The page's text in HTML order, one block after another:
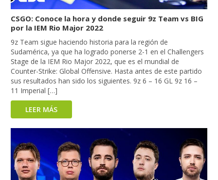
CSGO: Conoce la hora y donde seguir 9z Team vs BIG
por la IEM Rio Major 2022
9z Team sigue haciendo historia para la región de
Sudamérica, ya que ha logrado ponerse 2-1 en el Challengers
Stage de la IEM Rio Major 2022, que es el mundial de
Counter-Strike: Global Offensive. Hasta antes de este partido
sus resultados han sido los siguientes. 9z 6 – 16 GL 9z 16 –
11 Imperial […]
LEER MÁS